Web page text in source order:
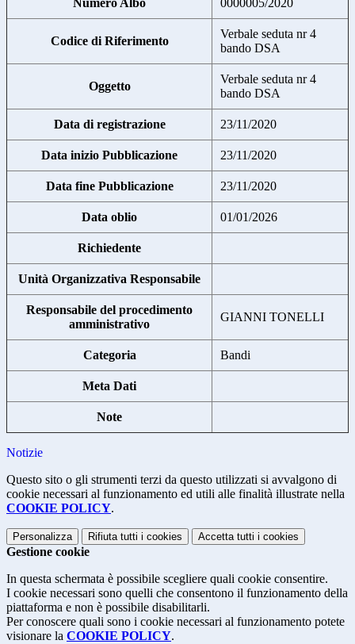
Numero Albo 0000005/2020
Codice di Riferimento
Verbale seduta nr 4
bando DSA
Oggetto
Verbale seduta nr 4
bando DSA
Data di registrazione 23/11/2020
Data inizio Pubblicazione 23/11/2020
Data fine Pubblicazione 23/11/2020
Data oblio 01/01/2026
Richiedente
Unità Organizzativa Responsabile
Responsabile del procedimento
amministrativo
GIANNI TONELLI
Categoria Bandi
Meta Dati
Note
Notizie
Questo sito o gli strumenti terzi da questo utilizzati si avvalgono di
cookie necessari al funzionamento ed utili alle finalità illustrate nella
COOKIE POLICY.
Personalizza Rifiuta tutti i cookies Accetta tutti i cookies
Gestione cookie
In questa schermata è possibile scegliere quali cookie consentire.
I cookie necessari sono quelli che consentono il funzionamento della
piattaforma e non è possibile disabilitarli.
Per conoscere quali sono i cookie necessari al funzionamento potete
visionare la COOKIE POLICY.